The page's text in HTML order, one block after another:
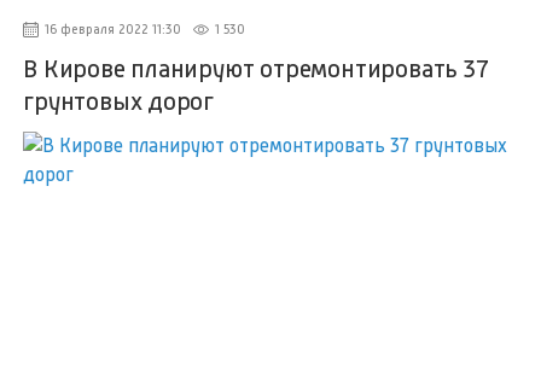
16 февраля 2022 11:30 1 530
В Кирове планируют отремонтировать 37
грунтовых дорог